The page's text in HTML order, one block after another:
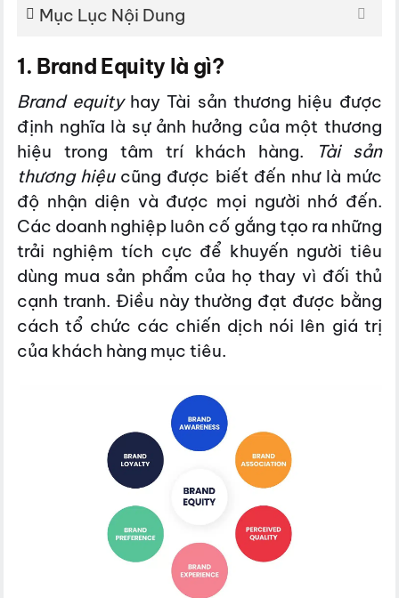
Mục Lục Nội Dung
1. Brand Equity là gì?
Brand equityhay Tài sản thương hiệu được
định nghĩa là sự ảnh hưởng của một thương
hiệu trong tâm trí khách hàng.
Tài sản
thương hiệucũng được biết đến như là mức
độ nhận diện và được mọi người nhớ đến.
Các doanh nghiệp luôn cố gắng tạo ra những
trải nghiệm tích cực để khuyến người tiêu
dùng mua sản phẩm của họ thay vì đối thủ
cạnh tranh. Điều này thường đạt được bằng
cách tổ chức các chiến dịch nói lên giá trị
của khách hàng mục tiêu.